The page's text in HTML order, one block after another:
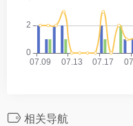
相关导航